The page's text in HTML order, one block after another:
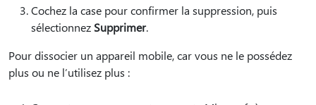
Cochez la case pour confirmer la suppression, puis
sélectionnez Supprimer.
Pour dissocier un appareil mobile, car vous ne le possédez
plus ou ne l’utilisez plus :